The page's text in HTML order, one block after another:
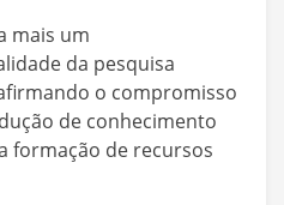
mais um
da pesquisa
o compromisso
de conhecimento
formação de recursos